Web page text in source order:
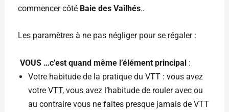
commencer côté Baie des Vailhés..
Les paramètres à ne pas négliger pour se régaler :
VOUS …c’est quand même l’élément principal :
Votre habitude de la pratique du VTT : vous avez
votre VTT, vous avez l’habitude de rouler avec ou
au contraire vous ne faites presque jamais de VTT